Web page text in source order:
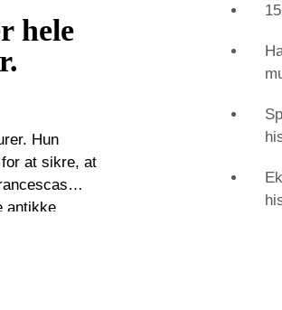
hele
Hun
at sikre, at
antikke
og